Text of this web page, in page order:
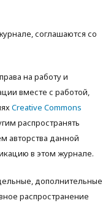
соглашаются со
на работу и
вместе с работой,
Creative Commons
распространять
авторства данной
в этом журнале.
дополнительные
распространение